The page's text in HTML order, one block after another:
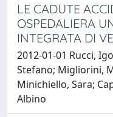
LE CADUTE
OSPEDALIERA
INTEGRATA DI
2012-01-01 Rucci,
Stefano; Migliorini,
Minichiello, Sara;
Albino